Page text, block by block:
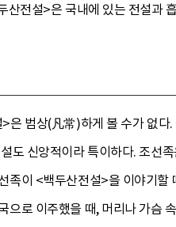
산전설>은 국내에 있는 전설과
은 범상(凡常)하게 볼 수가 없다
도 신앙적이라 특이하다. 조선
족이 <백두산전설>을 이야기할
으로 이주했을 때, 머리나 가슴